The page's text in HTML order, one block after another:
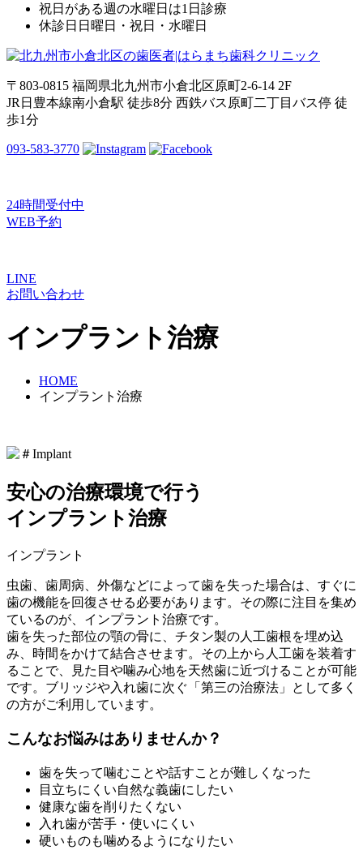
祝日がある週の水曜日は1日診療
休診日 日曜日・祝日・水曜日
〒803-0815 福岡県北九州市小倉北区原町2-6-14 2F
JR日豊本線南小倉駅 徒歩8分 西鉄バス原町二丁目バス停 徒
歩1分
093-583-3770
24時間受付中
WEB予約
LINE
お問い合わせ
インプラント治療
HOME
インプラント治療
安心の治療環境で行う
インプラント治療
インプラント
虫歯、歯周病、外傷などによって歯を失った場合は、すぐに
歯の機能を回復させる必要があります。その際に注目を集め
ているのが、インプラント治療です。
歯を失った部位の顎の骨に、チタン製の人工歯根を埋め込
み、時間をかけて結合させます。その上から人工歯を装着す
ることで、見た目や噛み心地を天然歯に近づけることが可能
です。ブリッジや入れ歯に次ぐ「第三の治療法」として多く
の方がご利用しています。
こんなお悩みはありませんか？
歯を失って噛むことや話すことが難しくなった
目立ちにくい自然な義歯にしたい
健康な歯を削りたくない
入れ歯が苦手・使いにくい
硬いものも噛めるようになりたい